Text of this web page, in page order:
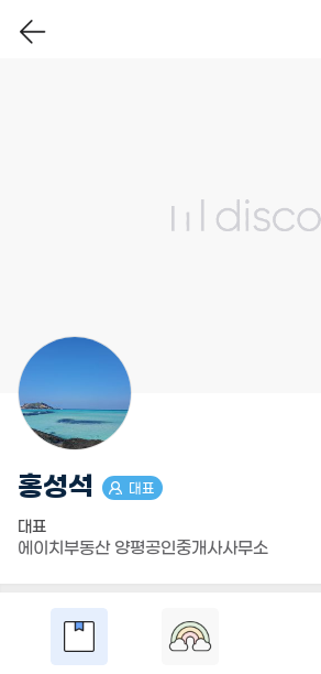
홍성석 대표
대표
에이치부동산 양평공인중개사사무소